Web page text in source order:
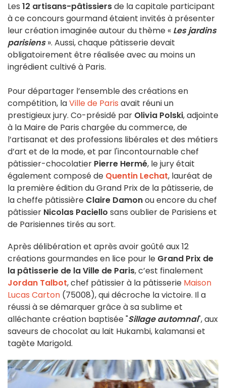
Les 12 artisans-pâtissiersde la capitale participant
à ce concours gourmand étaient invités à présenter
leur création imaginée autour du thème « Les jardins
parisiens». Aussi, chaque pâtisserie devait
obligatoirement être réalisée avec au moins un
ingrédient cultivé à Paris.
Pour départager l’ensemble des créations en
compétition, laVille de Paris avait réuni un
prestigieux jury. Co-présidé par Olivia Polski, adjointe
à la Maire de Paris chargée du commerce, de
l’artisanat et des professions libérales et des métiers
d’art et de la mode, et par l'incontournable chef
pâtissier-chocolatier Pierre Hermé, le jury était
également composé de Quentin Lechat, lauréat de
la première édition du Grand Prix de la pâtisserie, de
la cheffe pâtissière Claire Damonou encore du chef
pâtissier Nicolas Paciello sans oublier de Parisiens et
de Parisiennes tirés au sort.
Après délibération et après avoir goûté aux 12
créations gourmandes en lice pour le Grand Prix de
la pâtisserie de la Ville de Paris, c’est finalement
Jordan Talbot, chef pâtissier à la pâtisserie Maison
Lucas Carton (75008), qui décroche la victoire. Il a
réussi à se démarquer grâce à sa sublime et
alléchante création baptisée "Sillage automnal", aux
saveurs de chocolat au lait Hukambi, kalamansi et
tagète Marigold.